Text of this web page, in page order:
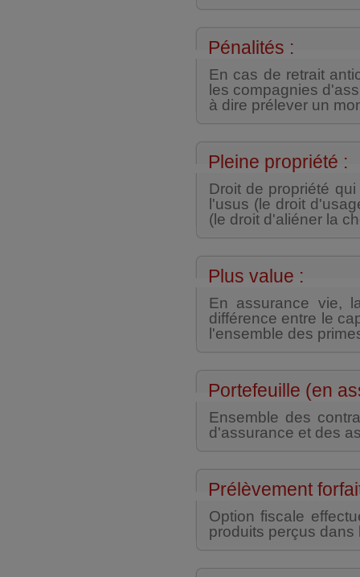
Pénalités :
En cas de retrait
les compagnies
à dire prélever un
Pleine propriété :
Droit de propriété
l'usus (le droit
(le droit d'aliéner la
Plus value :
En assurance vie,
différence entre le
l'ensemble des
Portefeuille (en
Ensemble des
d'assurance et des
Prélèvement
Option fiscale
produits perçus